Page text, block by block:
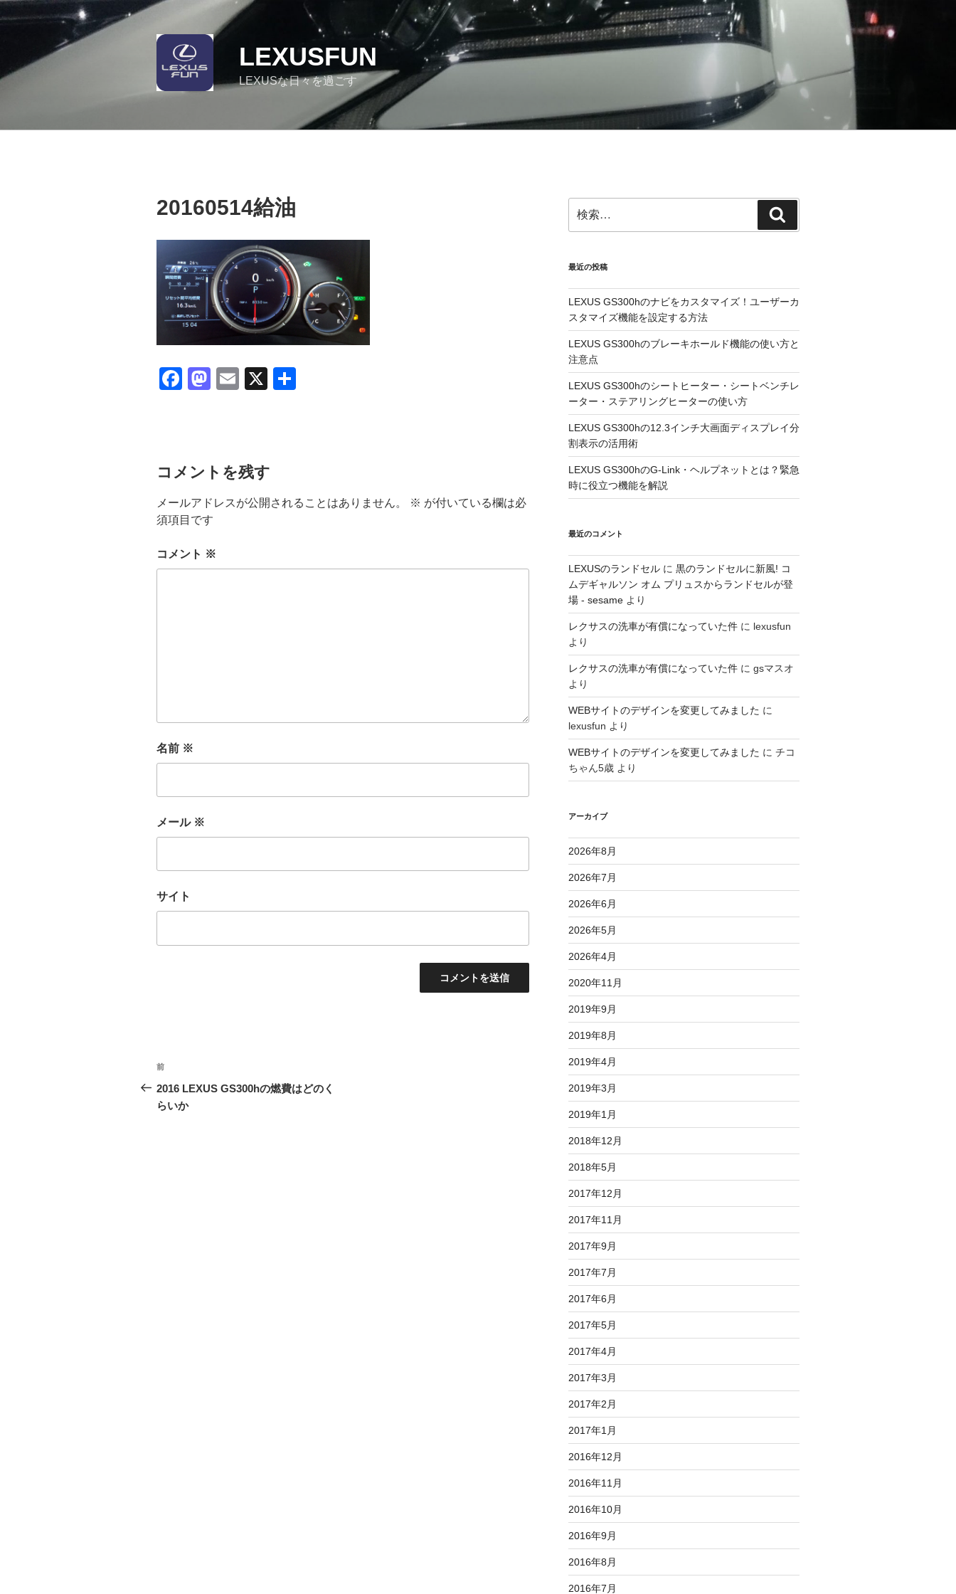
コ
ツ
キ
LEXUSFUN
LEXUSな日々を過ごす
20160514給油
F
b
o
o
M
d
o
n
E
X
コメントを残す
メールアドレスが公開されることはありません。 ※ が付いている欄は必
須項目です
コメント ※
名前 ※
メール ※
サイト
投
稿
ナ
前
の
投
前
2016 LEXUS GS300hの燃費はどのく
らいか
索:
索
最近の投稿
LEXUS GS300hのナビをカスタマイズ！ユーザーカ
スタマイズ機能を設定する方法
LEXUS GS300hのブレーキホールド機能の使い方と
注意点
LEXUS GS300hのシートヒーター・シートベンチレ
ーター・ステアリングヒーターの使い方
LEXUS GS300hの12.3インチ大画面ディスプレイ分
割表示の活用術
LEXUS GS300hのG-Link・ヘルプネットとは？緊急
時に役立つ機能を解説
最近のコメント
LEXUSのランドセルに 黒のランドセルに新風! コ
ムデギャルソン オム プリュスからランドセルが登
場 - sesameより
レクサスの洗車が有償になっていた件に lexusfun
より
レクサスの洗車が有償になっていた件に gsマスオ
より
WEBサイトのデザインを変更してみました に
lexusfun より
WEBサイトのデザインを変更してみました に チコ
ちゃん5歳より
アーカイブ
2026年8月
2026年7月
2026年6月
2026年5月
2026年4月
2020年11月
2019年9月
2019年8月
2019年4月
2019年3月
2019年1月
2018年12月
2018年5月
2017年12月
2017年11月
2017年9月
2017年7月
2017年6月
2017年5月
2017年4月
2017年3月
2017年2月
2017年1月
2016年12月
2016年11月
2016年10月
2016年9月
2016年8月
2016年7月